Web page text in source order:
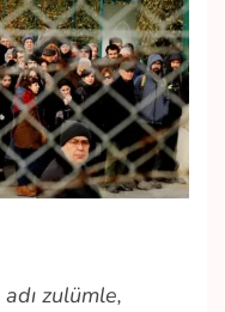
zulümle,